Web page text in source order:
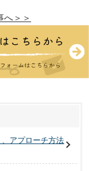
へ＞＞
アプローチ方法